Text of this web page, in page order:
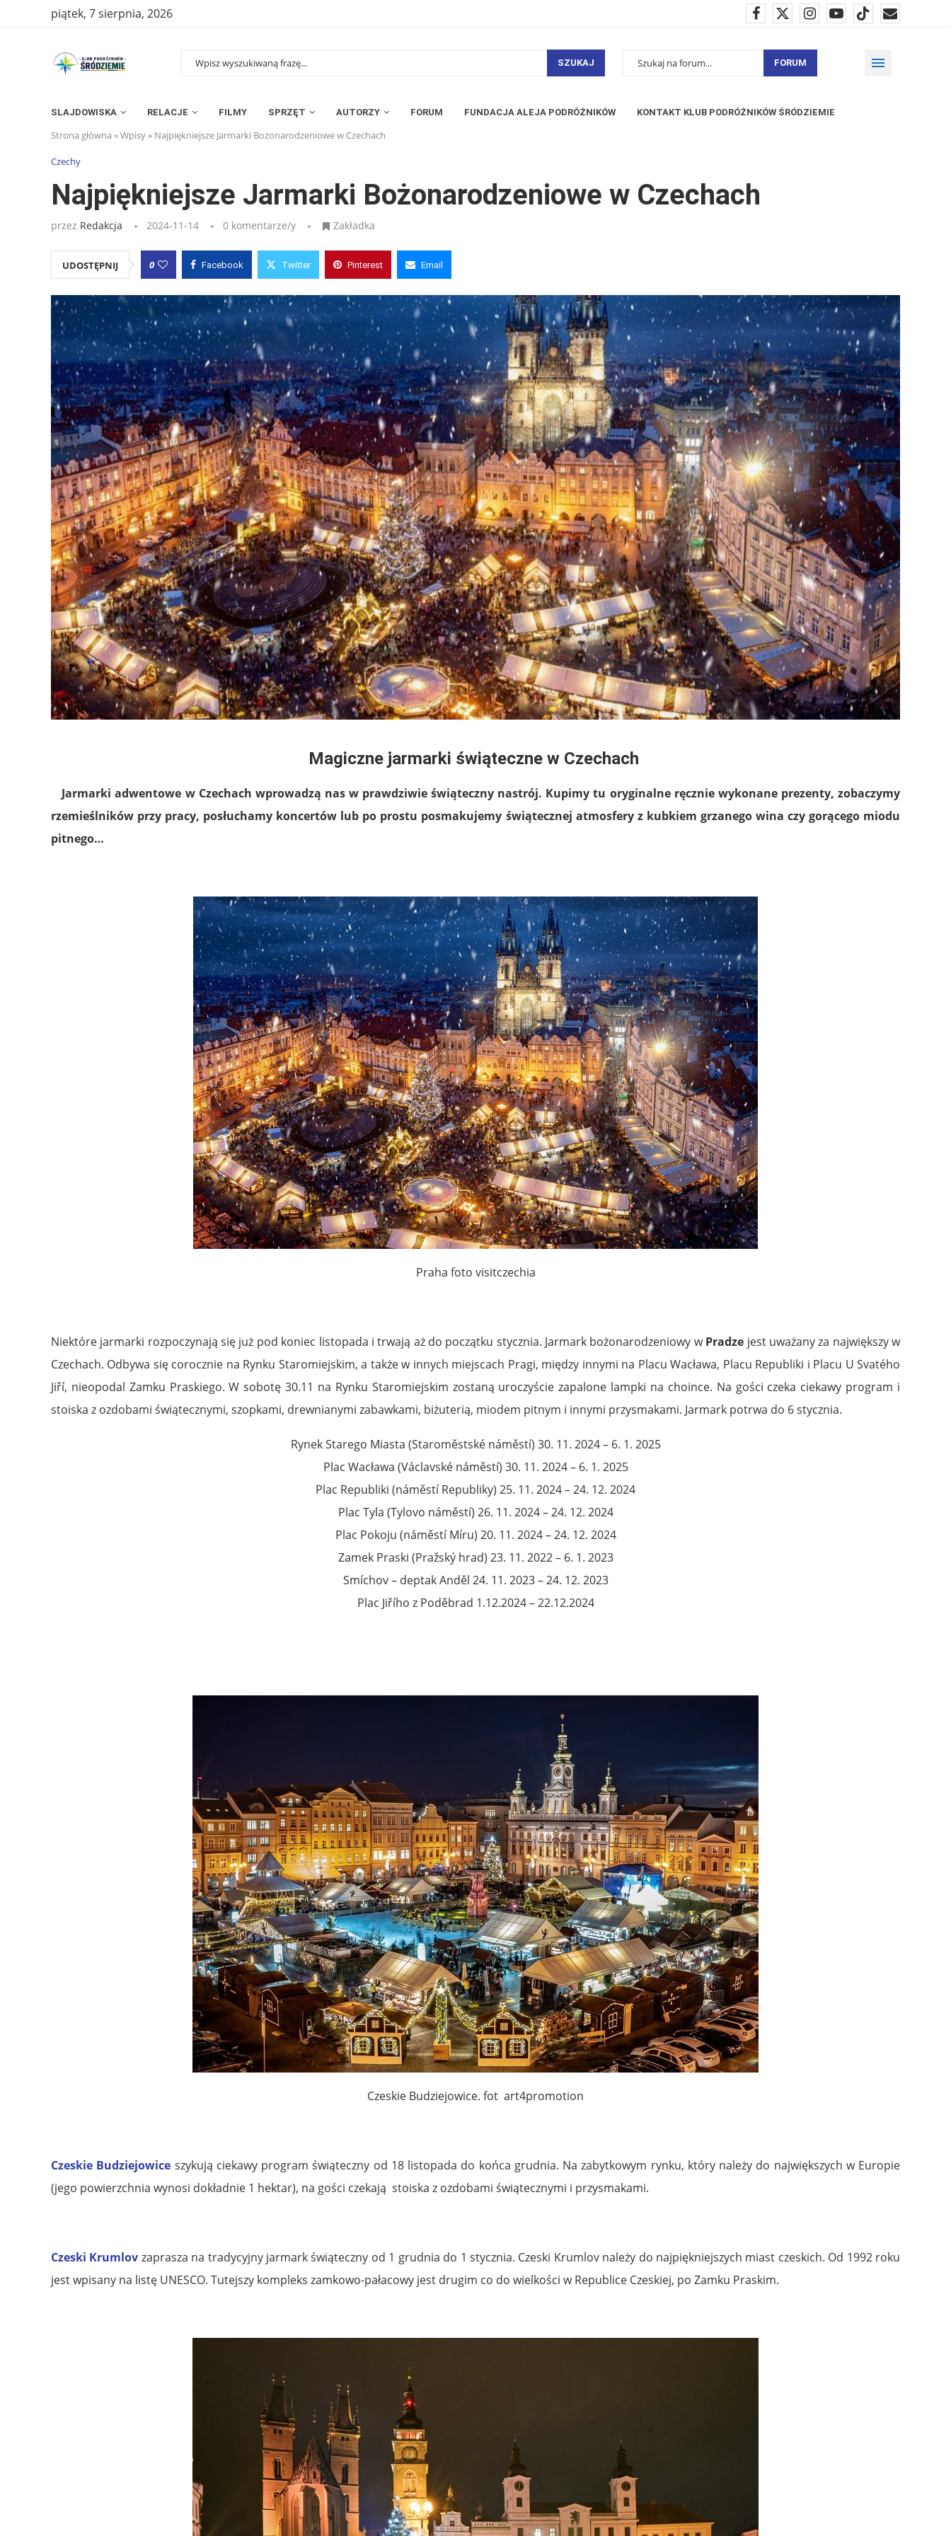
piątek, 7 sierpnia, 2026
SZUKAJ FORUM
SLAJDOWISKA RELACJE FILMY SPRZĘT AUTORZY FORUM FUNDACJA ALEJA PODRÓŻNIKÓW KONTAKT KLUB PODRÓŻNIKÓW ŚRÓDZIEMIE
Strona główna »Wpisy» Najpiękniejsze Jarmarki Bożonarodzeniowe w Czechach
Czechy
Najpiękniejsze Jarmarki Bożonarodzeniowe w Czechach
przez Redakcja 2024-11-14 0 komentarze/y Zakładka
UDOSTĘPNIJ 0 Facebook Twitter Pinterest Email
Magiczne jarmarki świąteczne w Czechach
Jarmarki adwentowe w Czechach wprowadzą nas w prawdziwie świąteczny nastrój. Kupimy tu oryginalne ręcznie wykonane prezenty, zobaczymy
rzemieślników przy pracy, posłuchamy koncertów lub po prostu posmakujemy świątecznej atmosfery z kubkiem grzanego wina czy gorącego miodu
pitnego…
Praha foto visitczechia
Niektóre jarmarki rozpoczynają się już pod koniec listopada i trwają aż do początku stycznia. Jarmark bożonarodzeniowy wPradze jest uważany za największy w
Czechach. Odbywa się corocznie na Rynku Staromiejskim, a także w innych miejscach Pragi, między innymi na Placu Wacława, Placu Republiki i Placu U Svatého
Jiří, nieopodal Zamku Praskiego. W sobotę 30.11 na Rynku Staromiejskim zostaną uroczyście zapalone lampki na choince. Na gości czeka ciekawy program i
stoiska z ozdobami świątecznymi, szopkami, drewnianymi zabawkami, biżuterią, miodem pitnym i innymi przysmakami. Jarmark potrwa do 6 stycznia.
Rynek Starego Miasta (Staroměstské náměstí) 30. 11. 2024 – 6. 1. 2025
Plac Wacława (Václavské náměstí) 30. 11. 2024 – 6. 1. 2025
Plac Republiki (náměstí Republiky) 25. 11. 2024 – 24. 12. 2024
Plac Tyla (Tylovo náměstí) 26. 11. 2024 – 24. 12. 2024
Plac Pokoju (náměstí Míru) 20. 11. 2024 – 24. 12. 2024
Zamek Praski (Pražský hrad) 23. 11. 2022 – 6. 1. 2023
Smíchov – deptak Anděl 24. 11. 2023 – 24. 12. 2023
Plac Jiřího z Poděbrad 1.12.2024 – 22.12.2024
Czeskie Budziejowice. fot art4promotion
Czeskie Budziejowice szykują ciekawy program świąteczny od 18 listopada do końca grudnia. Na zabytkowym rynku, który należy do największych w Europie
(jego powierzchnia wynosi dokładnie 1 hektar), na gości czekają stoiska z ozdobami świątecznymi i przysmakami.
Czeski Krumlov zaprasza na tradycyjny jarmark świąteczny od 1 grudnia do 1 stycznia. Czeski Krumlov należy do najpiękniejszych miast czeskich. Od 1992 roku
jest wpisany na listę UNESCO. Tutejszy kompleks zamkowo-pałacowy jest drugim co do wielkości w Republice Czeskiej, po Zamku Praskim.